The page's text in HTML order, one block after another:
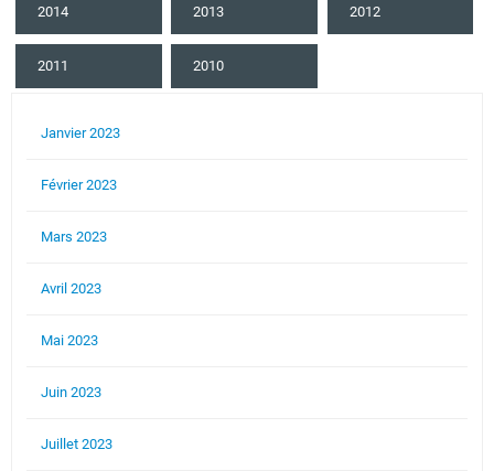
2014 2013 2012
2011 2010
Janvier 2023
Février 2023
Mars 2023
Avril 2023
Mai 2023
Juin 2023
Juillet 2023